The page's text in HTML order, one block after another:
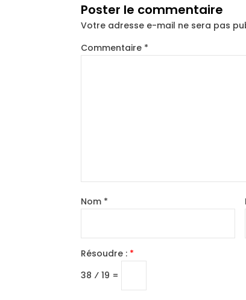
Poster le commentaire
Votre adresse e-mail ne sera pas
Commentaire *
Nom *
Résoudre : *
38 ⁄ 19 =